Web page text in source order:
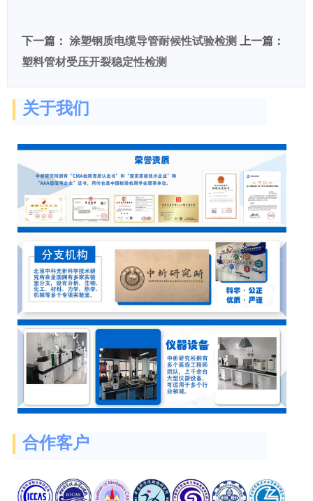
下一篇： 涂塑钢质电缆导管耐候性试验检测
上一篇：
塑料管材受压开裂稳定性检测
关于我们
合作客户